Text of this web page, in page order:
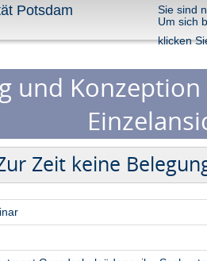
Potsdam
Sie sind
Um sich
klicken
und
Zeit keine